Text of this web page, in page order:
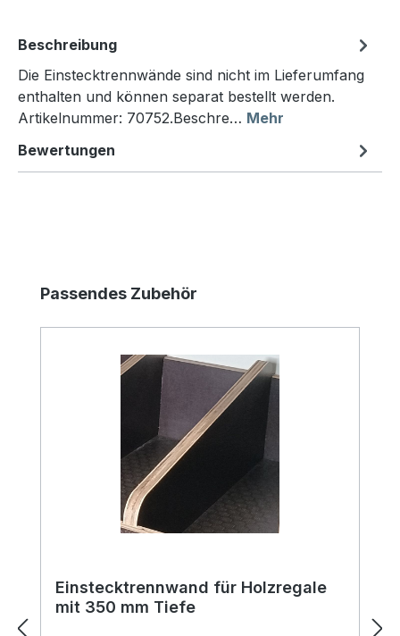
Beschreibung
Die Einstecktrennwände sind nicht im Lieferumfang
enthalten und können separat bestellt werden.
Artikelnummer: 70752.Beschre… Mehr
Bewertungen
Produktgalerie überspringen
Passendes Zubehör
Einstecktrennwand für Holzregale
mit 350 mm Tiefe